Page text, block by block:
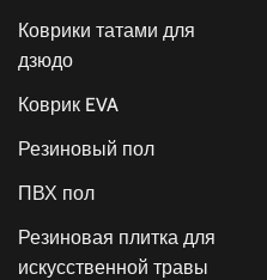
Коврики татами для
дзюдо
Коврик EVA
Резиновый пол
ПВХ пол
Резиновая плитка для
искусственной травы